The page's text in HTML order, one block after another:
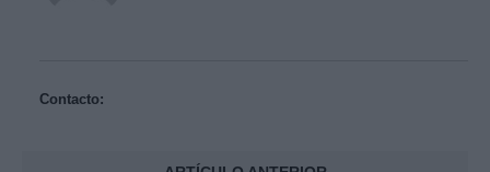
Contacto: